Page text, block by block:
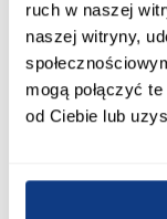
ruch w naszej
naszej witryny,
mogą połączyć
od Ciebie lub
biały
Kolor korpusu:
biały